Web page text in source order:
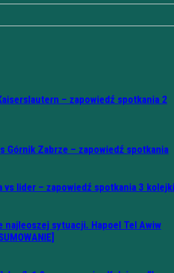
– zapowiedź spotkania 2
Górnik Zabrze – zapowiedź spotkania
vs lider – zapowiedź spotkania 3 kolejki
najleoszej sytuacji. Hapoel Tel Awiw